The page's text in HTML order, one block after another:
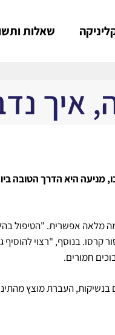
שאלות
איך
מניעה היא הדרך הטובה
מלאה אפשרית. "הטיפול
בנוסף, "רצוי להוסיף
חמורים.
בנשיקות, העברת מוצץ